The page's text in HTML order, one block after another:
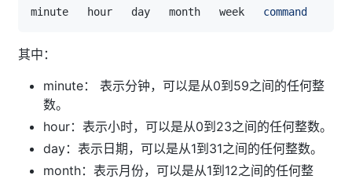
minute   hour   day   month   week command
其中：
minute： 表示分钟，可以是从0到59之间的任何整
数。
hour：表示小时，可以是从0到23之间的任何整数。
day：表示日期，可以是从1到31之间的任何整数。
month：表示月份，可以是从1到12之间的任何整